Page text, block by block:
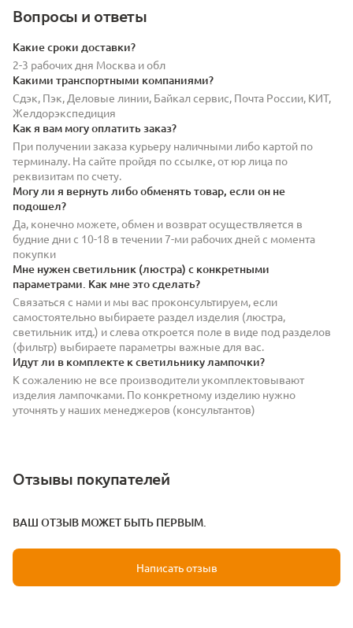
Вопросы и ответы
Какие сроки доставки?
2-3 рабочих дня Москва и обл
Какими транспортными компаниями?
Сдэк, Пэк, Деловые линии, Байкал сервис, Почта России, КИТ,
Желдорэкспедиция
Как я вам могу оплатить заказ?
При получении заказа курьеру наличными либо картой по
терминалу. На сайте пройдя по ссылке, от юр лица по
реквизитам по счету.
Могу ли я вернуть либо обменять товар, если он не
подошел?
Да, конечно можете, обмен и возврат осуществляется в
будние дни с 10-18 в течении 7-ми рабочих дней с момента
покупки
Мне нужен светильник (люстра) с конкретными
параметрами. Как мне это сделать?
Связаться с нами и мы вас проконсультируем, если
самостоятельно выбираете раздел изделия (люстра,
светильник итд.) и слева откроется поле в виде под разделов
(фильтр) выбираете параметры важные для вас.
Идут ли в комплекте к светильнику лампочки?
К сожалению не все производители укомплектовывают
изделия лампочками. По конкретному изделию нужно
уточнять у наших менеджеров (консультантов)
Отзывы покупателей
ВАШ ОТЗЫВ МОЖЕТ БЫТЬ ПЕРВЫМ.
Написать отзыв